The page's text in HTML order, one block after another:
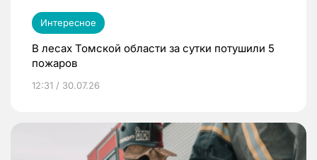
Интересное
В лесах Томской области за сутки потушили 5
пожаров
12:31 / 30.07.26